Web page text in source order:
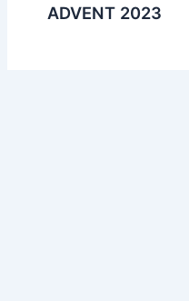
ADVENT 2023